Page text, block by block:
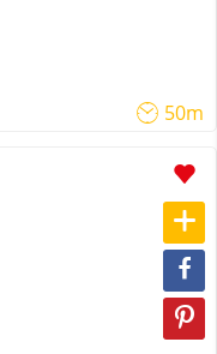
50m